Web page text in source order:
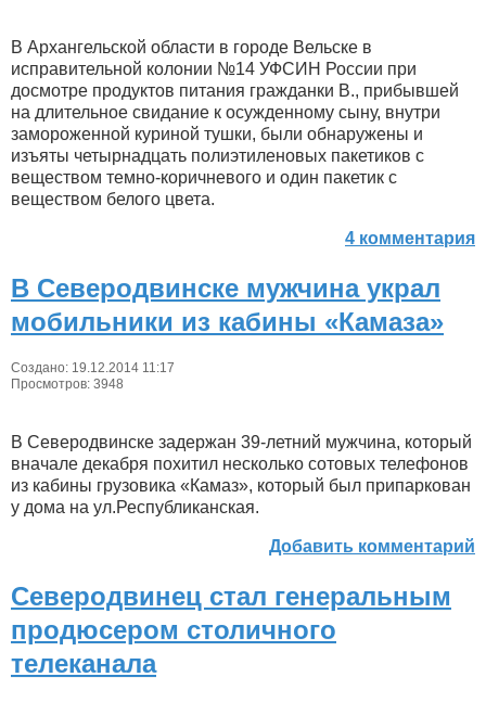
В Архангельской области в городе Вельске в
исправительной колонии №14 УФСИН России при
досмотре продуктов питания гражданки В., прибывшей
на длительное свидание к осужденному сыну, внутри
замороженной куриной тушки, были обнаружены и
изъяты четырнадцать полиэтиленовых пакетиков с
веществом темно-коричневого и один пакетик с
веществом белого цвета.
4 комментария
В Северодвинске мужчина украл
мобильники из кабины «Камаза»
Создано: 19.12.2014 11:17
Просмотров: 3948
В Северодвинске задержан 39-летний мужчина, который
вначале декабря похитил несколько сотовых телефонов
из кабины грузовика «Камаз», который был припаркован
у дома на ул.Республиканская.
Добавить комментарий
Северодвинец стал генеральным
продюсером столичного
телеканала